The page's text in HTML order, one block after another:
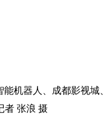
机器人、成都影视城、
者 张浪 摄